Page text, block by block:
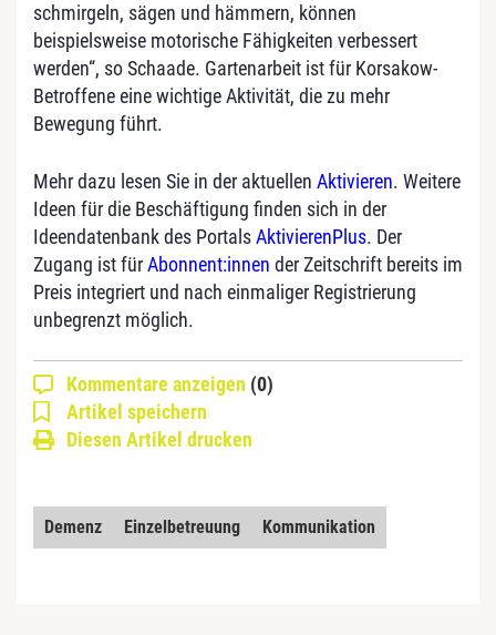
schmirgeln, sägen und hämmern, können
beispielsweise motorische Fähigkeiten verbessert
werden“, so Schaade. Gartenarbeit ist für Korsakow-
Betroffene eine wichtige Aktivität, die zu mehr
Bewegung führt.
Mehr dazu lesen Sie in der aktuellen Aktivieren. Weitere
Ideen für die Beschäftigung finden sich in der
Ideendatenbank des PortalsAktivierenPlus. Der
Zugang ist fürAbonnent:innen der Zeitschrift bereits im
Preis integriert und nach einmaliger Registrierung
unbegrenzt möglich.
Kommentare anzeigen (0)
Artikel speichern
Diesen Artikel drucken
Demenz Einzelbetreuung Kommunikation